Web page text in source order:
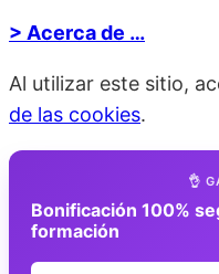
> Acerca de …
Al utilizar este sitio,
de las cookies.
👌
Bonificación 100%
formación